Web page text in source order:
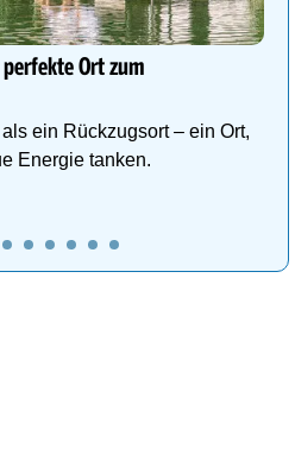
perfekte Ort zum
ein Rückzugsort – ein Ort,
Energie tanken.